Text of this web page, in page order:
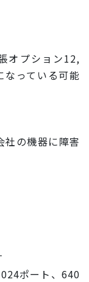
オプション12,
っている可能
社の機器に障害
ポート、640